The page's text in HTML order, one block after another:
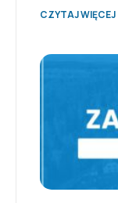
CZYTAJ WIĘCEJ